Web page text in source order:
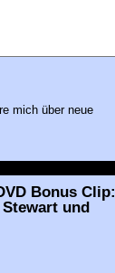
mich über neue
Bonus Clip:
und